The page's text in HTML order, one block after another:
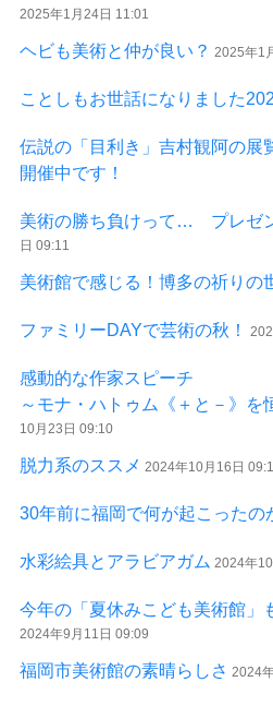
2025年1月24日 11:01
ヘビも美術と仲が良い？ 2025年1
ことしもお世話になりました
伝説の「目利き」吉村観阿の展
開催中です！
美術の勝ち負けって… プレゼ
日 09:11
美術館で感じる！博多の祈りの
ファミリーDAYで芸術の秋！
感動的な作家スピーチ
～モナ・ハトゥム《＋と－》を
10月23日 09:10
脱力系のススメ 2024年10月16日
30年前に福岡で何が起こったの
水彩絵具とアラビアガム 2024年
今年の「夏休みこども美術館」
2024年9月11日 09:09
福岡市美術館の素晴らしさ 2024